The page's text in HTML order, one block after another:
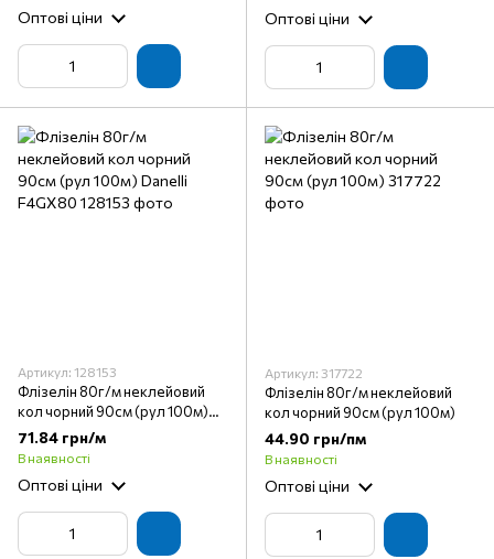
Оптові ціни Оптові ціни
Артикул: 128153
Флізелін 80г/м неклейовий
кол чорний 90см (рул 100м)
Danelli F4GX80
71.84 грн/м
В наявності
Оптові ціни
Артикул: 317722
Флізелін 80г/м неклейовий
кол чорний 90см (рул 100м)
44.90 грн/пм
В наявності
Оптові ціни